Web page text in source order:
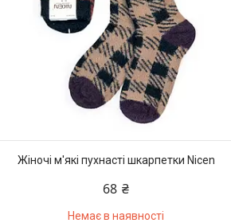
Жіночі м'які пухнасті шкарпетки Nicen
68 ₴
Немає в наявності